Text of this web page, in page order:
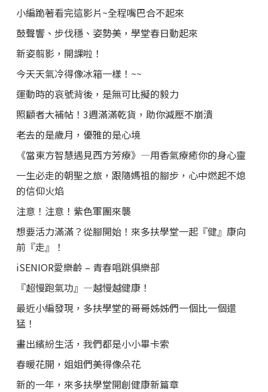
小編跪著看完這影片~全程嘴巴合不起來
鼓聲響、步伐穩、姿勢美，學堂春日動起來
新姿翦影，開課啦！
今天天氣冷得像冰箱一樣！~~
運動時的哀號背後，是無可比擬的毅力
照顧者大補帖！3週滿滿乾貨，助你減壓不崩潰
老去的是歲月，優雅的是心境
《當東方智慧遇見西方芳療》—用香氣療癒你的身心靈
一生必走的朝聖之旅，跟隨媽祖的腳步，心中燃起不熄
的信仰火焰
注意！注意！紫色軍團來襲
想要活力滿滿？從腳開始！來多扶學堂一起『健』康向
前『走』！
iSENIOR愛樂齡 – 青春唱跳俱樂部
『超慢跑氣功』—越慢越健康！
最近小編發現，多扶學堂的哥哥姊姊們一個比一個還
猛！
畫出繽紛生活，我們都是小小畢卡索
春暖花開，姐姐們美得像朵花
新的一年，來多扶學堂開創健康新篇章